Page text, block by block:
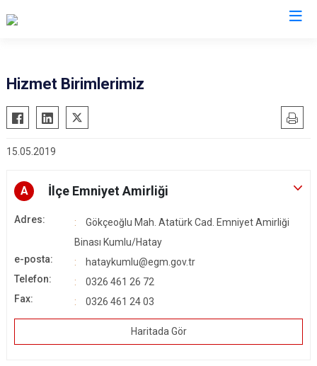
Altınözü
Belen
Dörtyol
Hassa
İskenderun
Kumlu
Arsuz
Antakya
Hizmet Birimlerimiz
15.05.2019
A İlçe Emniyet Amirliği
Adres:
Gökçeoğlu Mah. Atatürk Cad. Emniyet Amirliği
Binası Kumlu/Hatay
e-posta:
hataykumlu@egm.gov.tr
Telefon:
0326 461 26 72
Fax:
0326 461 24 03
Haritada Gör